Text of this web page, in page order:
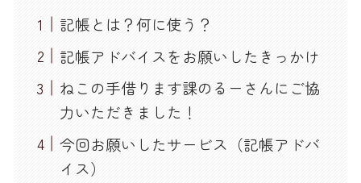
記帳とは？何に使う？
記帳アドバイスをお願いしたきっかけ
ねこの手借ります課のるーさんにご協
力いただきました！
今回お願いしたサービス（記帳アドバ
イス）